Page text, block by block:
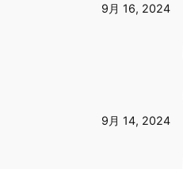
9月 16, 2024
9月 14, 2024